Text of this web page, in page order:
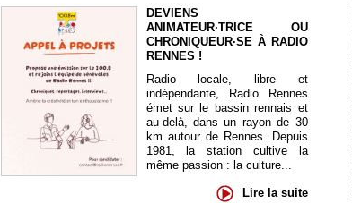
DEVIENS
ANIMATEUR·TRICE OU
CHRONIQUEUR·SE À RADIO
RENNES !
Radio locale, libre et
indépendante, Radio Rennes
émet sur le bassin rennais et
au-delà, dans un rayon de 30
km autour de Rennes. Depuis
1981, la station cultive la
même passion : la culture...
Lire la suite